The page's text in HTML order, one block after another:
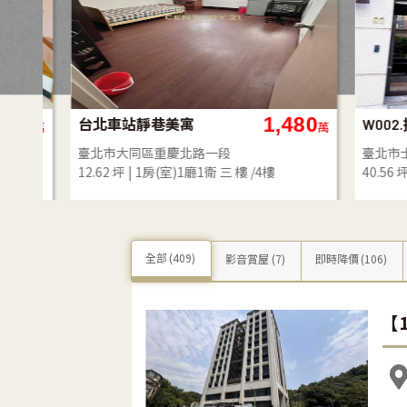
1,480萬
台北車站靜巷美寓
臺北市大同區重慶北路一段
12.62 坪 1房(室)1廳1衛三 樓 /4樓
臺北市士
40.56 坪
全部 (409) 影音賞屋 (7) 即時降價(106)